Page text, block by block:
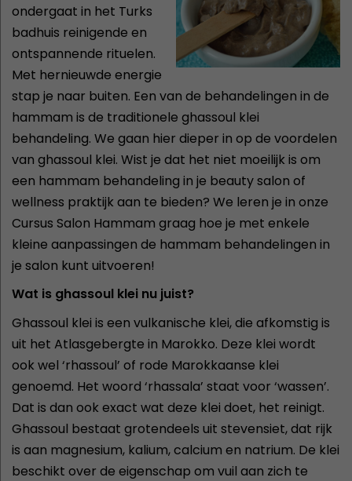
ondergaat in het Turks
badhuis reinigende en
ontspannende rituelen.
Met hernieuwde energie
stap je naar buiten. Een van de behandelingen in de
hammam is de traditionele ghassoul klei
behandeling. We gaan hier dieper in op de voordelen
van ghassoul klei. Wist je dat het niet moeilijk is om
een hammam behandeling in je beauty salon of
wellness praktijk aan te bieden? We leren je in onze
Cursus Salon Hammam graag hoe je met enkele
kleine aanpassingen de hammam behandelingen in
je salon kunt uitvoeren!
Wat is ghassoul klei nu juist?
Ghassoul klei is een vulkanische klei, die afkomstig is
uit het Atlasgebergte in Marokko. Deze klei wordt
ook wel ‘rhassoul’ of rode Marokkaanse klei
genoemd. Het woord ‘rhassala’ staat voor ‘wassen’.
Dat is dan ook exact wat deze klei doet, het reinigt.
Ghassoul bestaat grotendeels uit stevensiet, dat rijk
is aan magnesium, kalium, calcium en natrium. De klei
beschikt over de eigenschap om vuil aan zich te